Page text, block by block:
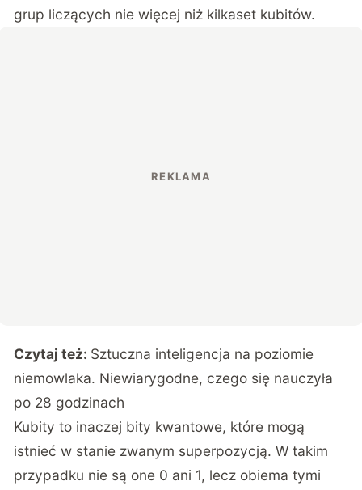
grup liczących nie więcej niż kilkaset kubitów.
Czytaj też: Sztuczna inteligencja na poziomie
niemowlaka. Niewiarygodne, czego się nauczyła
po 28 godzinach
Kubity to inaczej bity kwantowe, które mogą
istnieć w stanie zwanym superpozycją. W takim
przypadku nie są one 0 ani 1, lecz obiema tymi